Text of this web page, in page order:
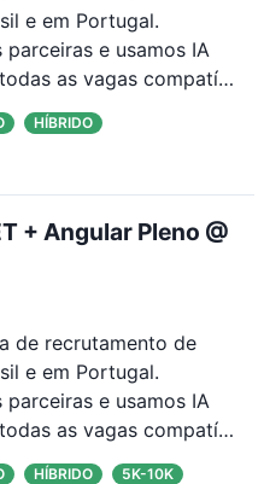
e em Portugal.
parceiras e usamos IA
as vagas compatí…
HÍBRIDO
+ Angular Pleno @
de recrutamento de
e em Portugal.
e usamos IA
as vagas compatí…
HÍBRIDO
5K-10K